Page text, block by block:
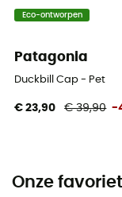
Eco-ontworpen
Patagonia
Duckbill Cap - Pet
€ 23,90 € 39,90 -
Onze